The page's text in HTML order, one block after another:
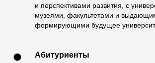
и перспективами развития, с
музеями, факультетами и
формирующими будущее
Абитуриенты